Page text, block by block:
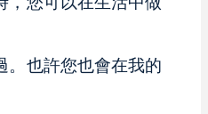
，您可以在生活中做
。也許您也會在我的